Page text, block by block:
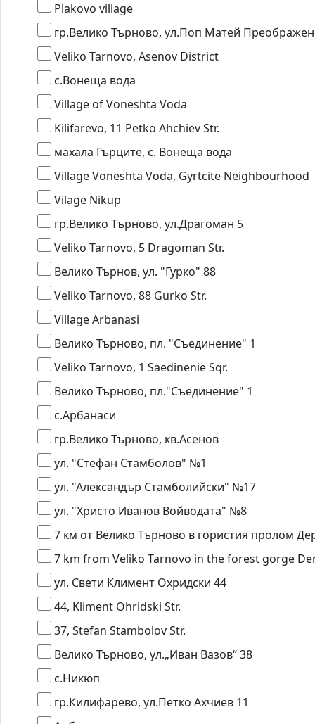
Plakovo village
гр.Велико Търново, ул.Поп Матей
Veliko Tarnovo, Asenov District
с.Вонеща вода
Village of Voneshta Voda
Kilifarevo, 11 Petko Ahchiev Str.
махала Гърците, с. Вонеща вода
Village Voneshta Voda, Gyrtcite Neighbourhood
Vilage Nikup
гр.Велико Търново, ул.Драгоман 5
Veliko Tarnovo, 5 Dragoman Str.
Велико Търнов, ул. "Гурко" 88
Veliko Tarnovo, 88 Gurko Str.
Village Arbanasi
Велико Търново, пл. "Съединение" 1
Veliko Tarnovo, 1 Saedinenie Sqr.
Велико Търново, пл."Съединение" 1
с.Арбанаси
гр.Велико Търново, кв.Асенов
ул. "Стефан Стамболов" №1
ул. "Александър Стамболийски" №17
ул. "Христо Иванов Войводата" №8
7 км от Велико Търново в гористия пролом
7 km from Veliko Tarnovo in the forest gorge
ул. Свети Климент Охридски 44
44, Kliment Ohridski Str.
37, Stefan Stambolov Str.
Велико Търново, ул.„Иван Вазов“ 38
с.Никюп
гр.Килифарево, ул.Петко Ахчиев 11